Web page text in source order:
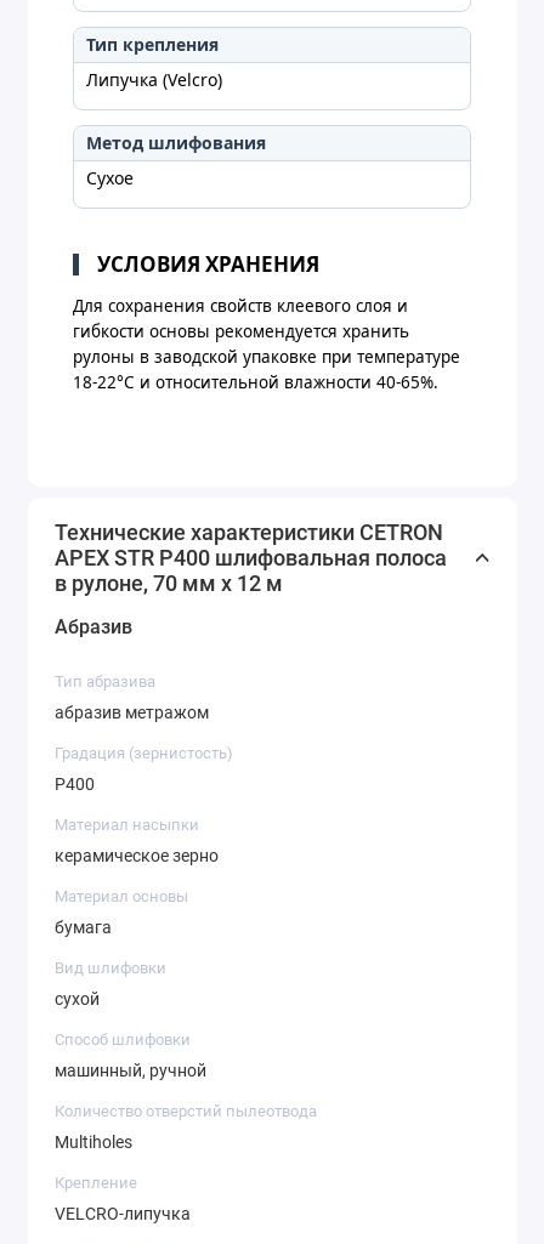
Тип крепления
Липучка (Velcro)
Метод шлифования
Сухое
УСЛОВИЯ ХРАНЕНИЯ
Для сохранения свойств клеевого слоя и
гибкости основы рекомендуется хранить
рулоны в заводской упаковке при температуре
18-22°C и относительной влажности 40-65%.
Технические характеристики CETRON
APEX STR Р400 шлифовальная полоса
в рулоне, 70 мм х 12 м
Абразив
Тип абразива
абразив метражом
Градация (зернистость)
P400
Материал насыпки
керамическое зерно
Материал основы
бумага
Вид шлифовки
сухой
Способ шлифовки
машинный, ручной
Количество отверстий пылеотвода
Multiholes
Крепление
VELCRO-липучка